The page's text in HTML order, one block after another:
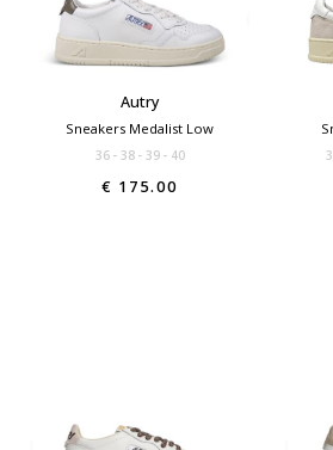
Autry
Sneakers Medalist Low
36 38 39 40
€ 175.00